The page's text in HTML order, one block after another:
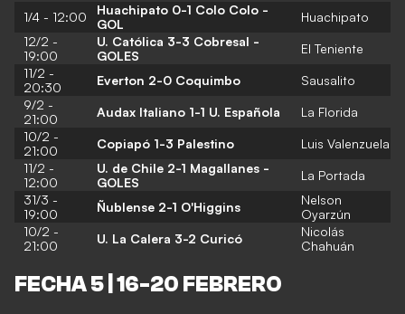
1/4 - 12:00 Huachipato 0-1 Colo Colo -
GOL
Huachipato
12/2 -
19:00
U. Católica 3-3 Cobresal -
GOLES
El Teniente
11/2 -
20:30
Everton 2-0 Coquimbo
Sausalito
9/2 -
21:00
Audax Italiano 1-1 U. Española
La Florida
10/2 -
21:00
Copiapó 1-3 Palestino
Luis Valenzuela
11/2 -
12:00
U. de Chile 2-1 Magallanes -
GOLES
La Portada
31/3 -
19:00
Ñublense 2-1 O'Higgins
Nelson
Oyarzún
10/2 -
21:00
U. La Calera 3-2 Curicó
Nicolás
Chahuán
FECHA 5 | 16-20 FEBRERO